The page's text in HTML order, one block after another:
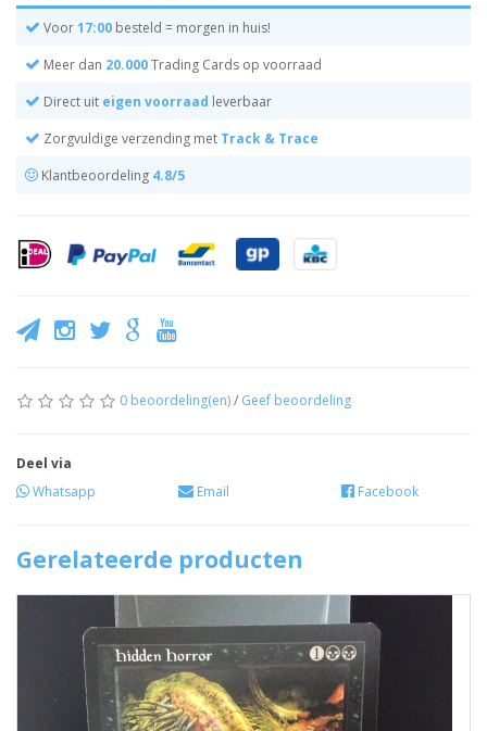
Voor17:00 besteld = morgen in huis!
Meer dan 20.000Trading Cards op voorraad
Direct uit eigen voorraad leverbaar
Zorgvuldige verzending met Track & Trace
Klantbeoordeling 4.8/5
0 beoordeling(en)/ Geef beoordeling
Deel via
Whatsapp
Email Facebook
Gerelateerde producten